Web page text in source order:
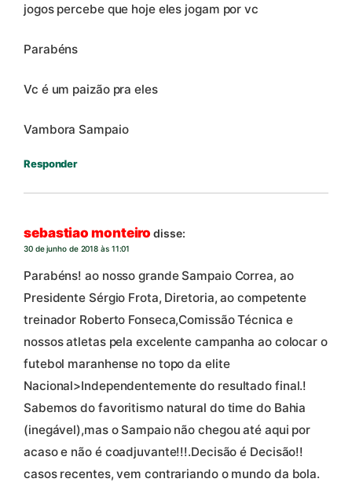
jogos percebe que hoje eles jogam por vc
Parabéns
Vc é um paizão pra eles
Vambora Sampaio
Responder
sebastiao monteiro disse:
30 de junho de 2018 às 11:01
Parabéns! ao nosso grande Sampaio Correa, ao
Presidente Sérgio Frota, Diretoria, ao competente
treinador Roberto Fonseca,Comissão Técnica e
nossos atletas pela excelente campanha ao colocar o
futebol maranhense no topo da elite
Nacional>Independentemente do resultado final.!
Sabemos do favoritismo natural do time do Bahia
(inegável),mas o Sampaio não chegou até aqui por
acaso e não é coadjuvante!!!.Decisão é Decisão!!
casos recentes, vem contrariando o mundo da bola.